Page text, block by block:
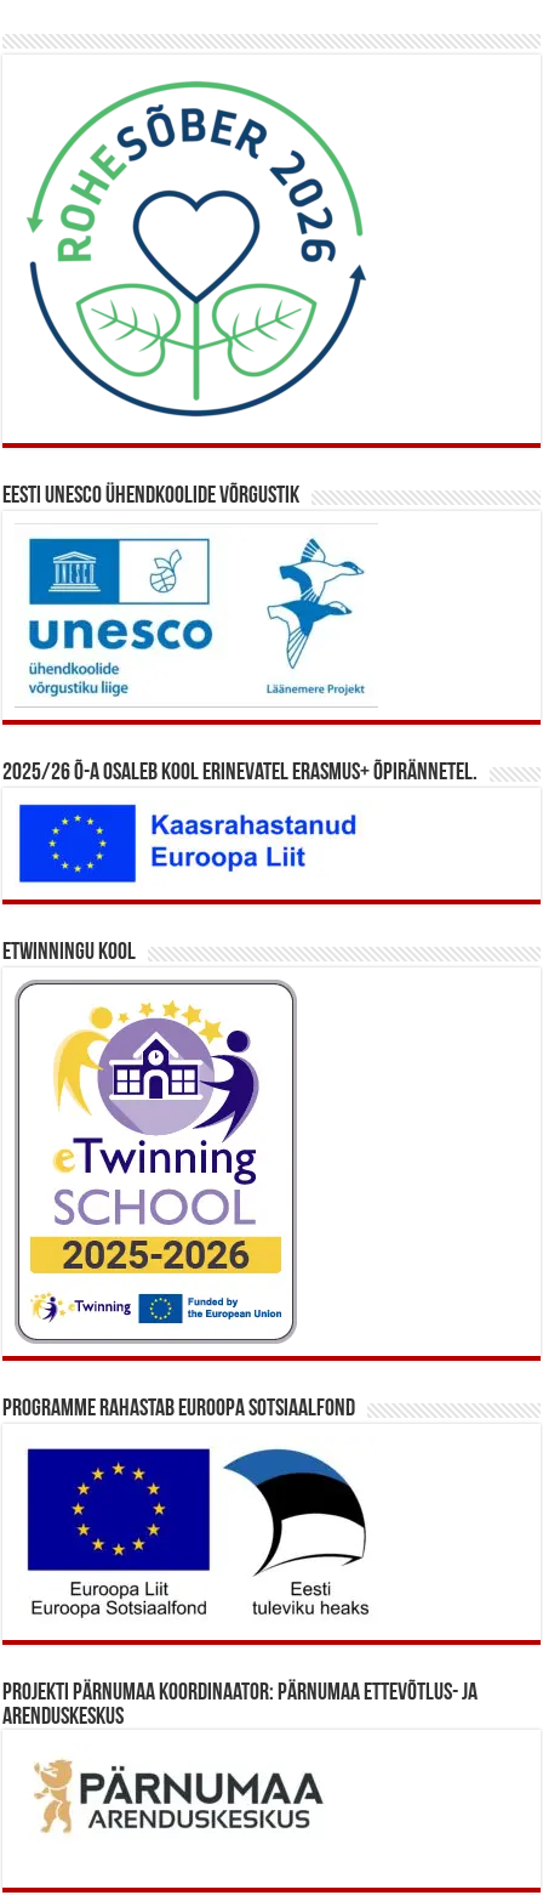
Eesti UNESCO ühendkoolide võrgustik
2025/26 õ-a osaleb kool erinevatel Erasmus+ õpirännetel.
eTwinningu kool
Programme rahastab Euroopa Sotsiaalfond
Projekti Pärnumaa koordinaator: Pärnumaa Ettevõtlus- ja
Arenduskeskus